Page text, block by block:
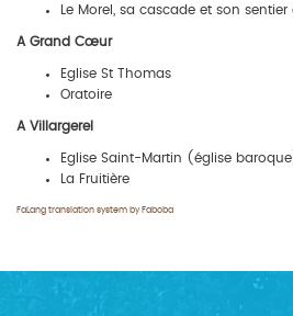
Le Morel, sa cascade et son sentier
A Grand Cœur
Eglise St Thomas
Oratoire
A Villargerel
Eglise Saint-Martin (église
La Fruitière
FaLang translation system by Faboba